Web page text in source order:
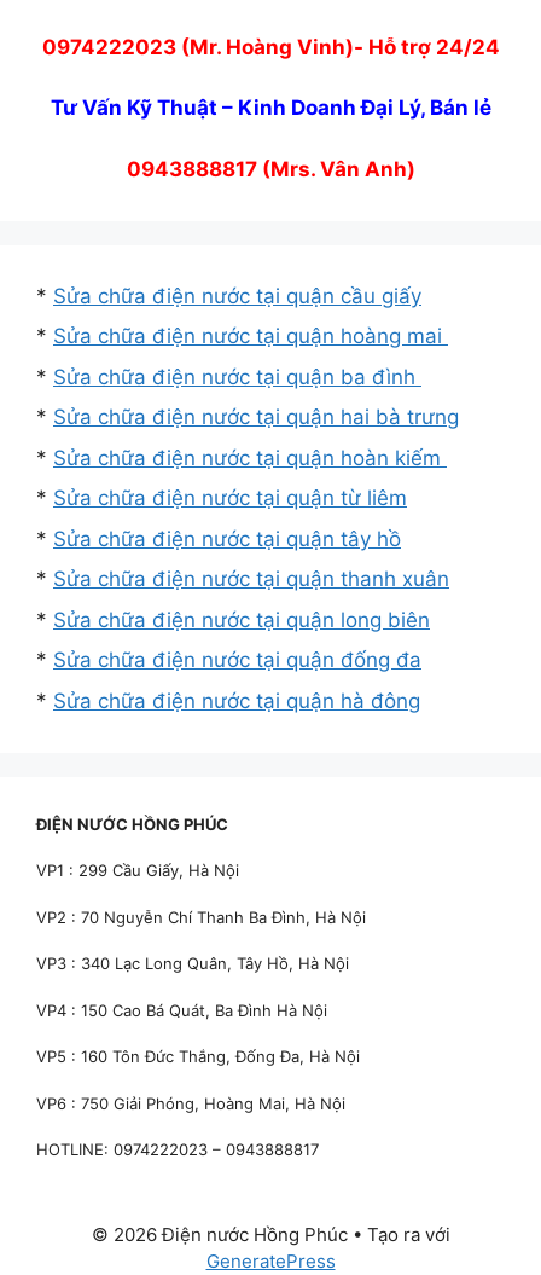
0974222023 (Mr. Hoàng Vinh)- Hỗ trợ 24/24
Tư Vấn Kỹ Thuật – Kinh Doanh Đại Lý, Bán lẻ
0943888817 (Mrs. Vân Anh)
* Sửa chữa điện nước tại quận cầu giấy
* Sửa chữa điện nước tại quận hoàng mai
* Sửa chữa điện nước tại quận ba đình
* Sửa chữa điện nước tại quận hai bà trưng
* Sửa chữa điện nước tại quận hoàn kiếm
* Sửa chữa điện nước tại quận từ liêm
* Sửa chữa điện nước tại quận tây hồ
* Sửa chữa điện nước tại quận thanh xuân
* Sửa chữa điện nước tại quận long biên
* Sửa chữa điện nước tại quận đống đa
* Sửa chữa điện nước tại quận hà đông
ĐIỆN NƯỚC HỒNG PHÚC
VP1 : 299 Cầu Giấy, Hà Nội
VP2 : 70 Nguyễn Chí Thanh Ba Đình, Hà Nội
VP3 : 340 Lạc Long Quân, Tây Hồ, Hà Nội
VP4 : 150 Cao Bá Quát, Ba Đình Hà Nội
VP5 : 160 Tôn Đức Thắng, Đống Đa, Hà Nội
VP6 : 750 Giải Phóng, Hoàng Mai, Hà Nội
HOTLINE: 0974222023 – 0943888817
© 2026 Điện nước Hồng Phúc• Tạo ra với
GeneratePress